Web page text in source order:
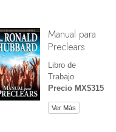
Manual para
Preclears
Libro de
Trabajo
Precio MX$315
Ver Más